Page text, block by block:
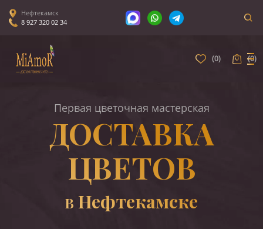
Нефтекамск
8 927 320 02 34
(0) (0)
Первая цветочная мастерская
ДОСТАВКА
ЦВЕТОВ
В Нефтекамске